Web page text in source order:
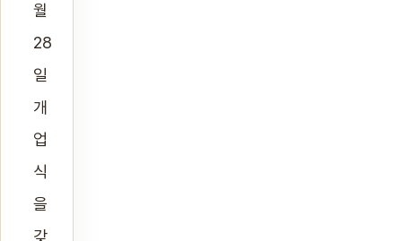
월
28
일
개
업
식
을
갖